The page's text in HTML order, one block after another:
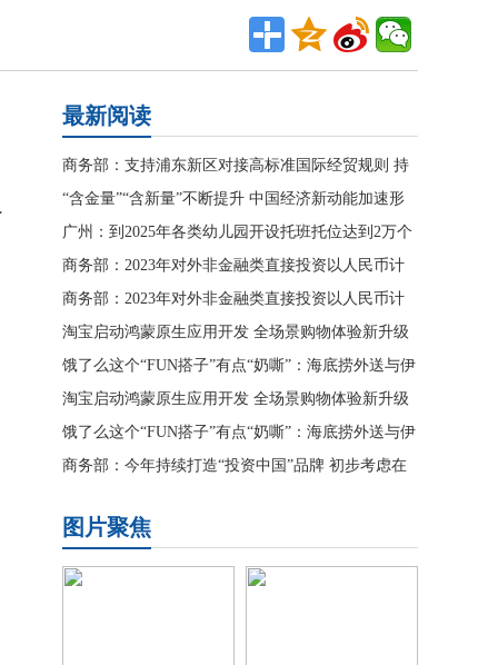
最新阅读
商务部：支持浦东新区对接高标准国际经贸规则 持
续深化综合改革试
“含金量”“含新量”不断提升 中国经济新动能加速形
成
广州：到2025年各类幼儿园开设托班托位达到2万个
以上
商务部：2023年对外非金融类直接投资以人民币计
增长16.7%
商务部：2023年对外非金融类直接投资以人民币计
增长16.7%
淘宝启动鸿蒙原生应用开发 全场景购物体验新升级
饿了么这个“FUN搭子”有点“奶嘶”：海底捞外送与伊
利联合推出火
淘宝启动鸿蒙原生应用开发 全场景购物体验新升级
饿了么这个“FUN搭子”有点“奶嘶”：海底捞外送与伊
利联合推出火
商务部：今年持续打造“投资中国”品牌 初步考虑在
图片聚焦